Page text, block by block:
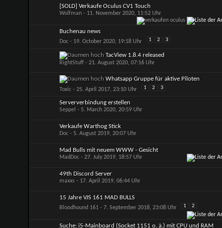
[SOLD] Verkaufe Oculus CV1 Touch
Wolfman- 11. November 2020, 11:52 Uhr
Buchenau news
Doc- 19. October 2020, 19:18 Uhr 1 2 3
TacView 1.8.4 released
RightStuff- 21. August 2020, 07:16 Uhr
Whatsapp Gruppe für aktive Piloten
Toxic- 25. April 2017, 23:10 Uhr 1 2 3
Serververbindung erstellen
Seppel - 5. March 2020, 20:59 Uhr
Verkaufe Warthog Stick
Doc- 5. August 2019, 20:07 Uhr
Mad Bulls mit neuem WWW - Gesicht
MadDoc- 27. July 2019, 18:57 Uhr
49th Discord Server
maxxs- 17. April 2019, 06:44 Uhr
15 Jahre VJS 161 MAD BULLS
Bloodhound 161- 7. September 2018, 23:08 Uhr 1 2
Suche: i5-Mainboard (Socket 1151 o. ä.) mit CPU und RAM